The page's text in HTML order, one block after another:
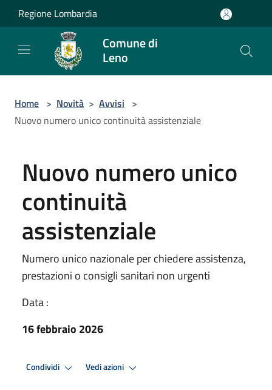
Salta al contenuto principale
Regione Lombardia
Comune di
Leno
Home > Novità > Avvisi >
Nuovo numero unico continuità assistenziale
Nuovo numero unico
continuità
assistenziale
Numero unico nazionale per chiedere assistenza,
prestazioni o consigli sanitari non urgenti
Data :
16 febbraio 2026
Condividi Vedi azioni